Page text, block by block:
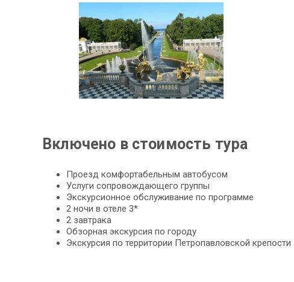
Включено в стоимость тура
Проезд комфортабельным автобусом
Услуги сопровождающего группы
Экскурсионное обслуживание по программе
2 ночи в отеле 3*
2 завтрака
Обзорная экскурсия по городу
Экскурсия по территории Петропавловской крепости